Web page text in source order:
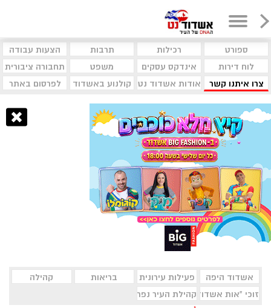
ספורט רכילות תרבות
הצעות עבודה
לוח דירות
אינדקס עסקים משפט
תחבורה ציבורית
צרו איתנו קשר
אודות אשדוד נט קולנוע באשדוד לפרסום באתר
אשדוד היפה פעילות עירונית בריאות
קהילה
זוכי "אות אשדוד היפה"קהילת העיר נפרדת